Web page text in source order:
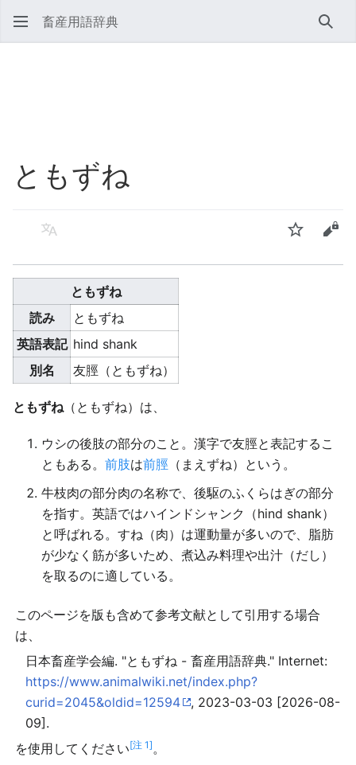
畜産用語辞典 検索
ともずね
言語 ウォッチソ
ともずね
読み
ともずね
英語表記 hind shank
別名
友脛（ともずね）
ともずね（ともずね）は、
ウシの後肢の部分のこと。漢字で友脛と表記するこ
ともある。 前肢は前脛 （まえずね）という。
牛枝肉の部分肉の名称で、後駆のふくらはぎの部分
を指す。英語ではハインドシャンク（hind shank）
と呼ばれる。すね（肉）は運動量が多いので、脂肪
が少なく筋が多いため、煮込み料理や出汁（だし）
を取るのに適している。
このページを版も含めて参考文献として引用する場合
は、
日本畜産学会編. "ともずね - 畜産用語辞典." Internet:
https://www.animalwiki.net/index.php?
curid=2045&oldid=12594
, 2023-03-03 [2026-08-
09].
を使用してください[注 1]。